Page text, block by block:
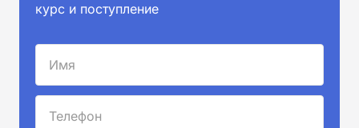
курс и поступление